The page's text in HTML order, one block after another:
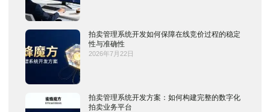
拍卖管理系统开发如何保障在线竞价过程的稳定
性与准确性
2026年7月22日
拍卖管理系统开发方案：如何构建完整的数字化
拍卖业务平台